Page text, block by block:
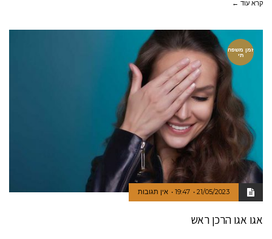
קרא עוד ←
זמן משפח
תי
21/05/2023
19:47 אין תגובות
אגו אגו הרכן ראש